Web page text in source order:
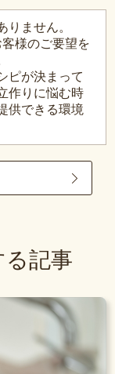
りません。
様のご要望を
ピが決まって
作りに悩む時
供できる環境
る記事